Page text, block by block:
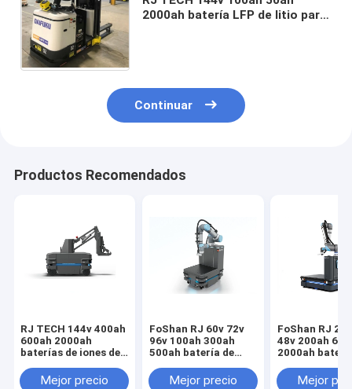
2000ah batería LFP de litio para
Continuar
Productos Recomendados
RJ TECH 144v 400ah
600ah 2000ah
baterías de iones de
guiadosMejor precio
FoShan RJ 60v 72v
96v 100ah 300ah
500ah batería de
MiR AGV logística
Mejor precio
FoShan RJ
48v 200ah
2000ah
vehículos
Mejor